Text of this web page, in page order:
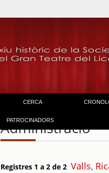
CERCA
PATROCINADORS
Administració
Registres 1 a 2 de 2 Valls,